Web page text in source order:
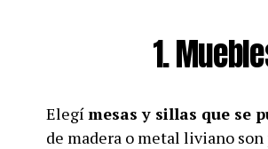
1.
Elegímesas y sillas que se
de madera o metal liviano